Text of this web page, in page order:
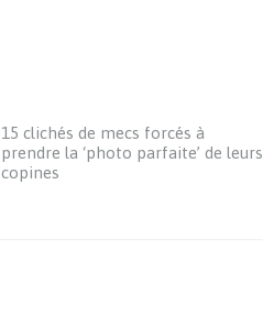
15 clichés de mecs forcés à
prendre la ‘photo parfaite’ de leurs
copines